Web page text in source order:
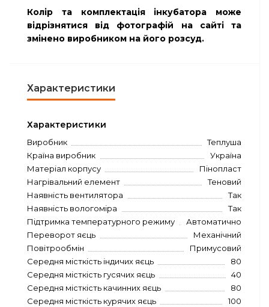
Колір та комплектація інкубатора може
відрізнятися від фотографій на сайті та
змінено виробником на його розсуд.
Характеристики
Характеристики
Виробник
Теплуша
Країна виробник
Україна
Матеріал корпусу
Пінопласт
Нагрівальний елемент
Теновий
Наявність вентилятора
Так
Наявність вологоміра
Так
Підтримка температурного режиму
Автоматично
Переворот яєць
Механічний
Повітрообмін
Примусовий
Середня місткість індичих яєць
80
Середня місткість гусячих яєць
40
Середня місткість качинних яєць
80
Середня місткість курячих яєць
100